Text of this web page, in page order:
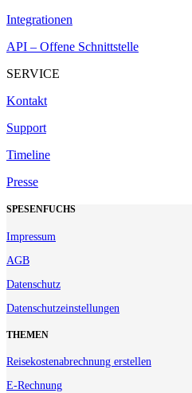
Integrationen
API – Offene Schnittstelle
SERVICE
Kontakt
Support
Timeline
Presse
SPESENFUCHS
Impressum
AGB
Datenschutz
Datenschutzeinstellungen
THEMEN
Reisekostenabrechnung erstellen
E-Rechnung